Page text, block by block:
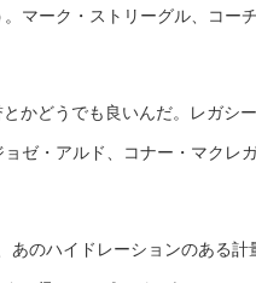
マーク・ストリーグル、コー
かどうでも良いんだ。レガシ
ゼ・アルド、コナー・マクレ
あのハイドレーションのある計